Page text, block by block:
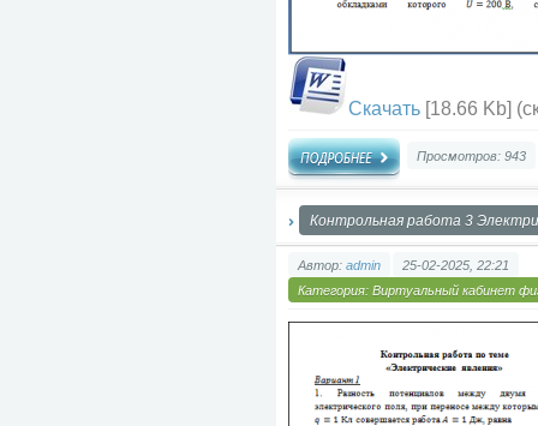
Скачать [18.66 Kb]
Просмотров: 943
Контрольная работа 3
Автор: admin
25-02-2025, 22:21
Категория: Виртуальный кабинет